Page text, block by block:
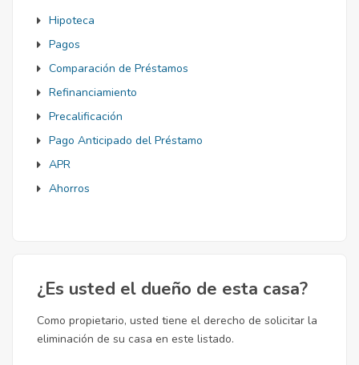
Hipoteca
Pagos
Comparación de Préstamos
Refinanciamiento
Precalificación
Pago Anticipado del Préstamo
APR
Ahorros
¿Es usted el dueño de esta casa?
Como propietario, usted tiene el derecho de solicitar la
eliminación de su casa en este listado.